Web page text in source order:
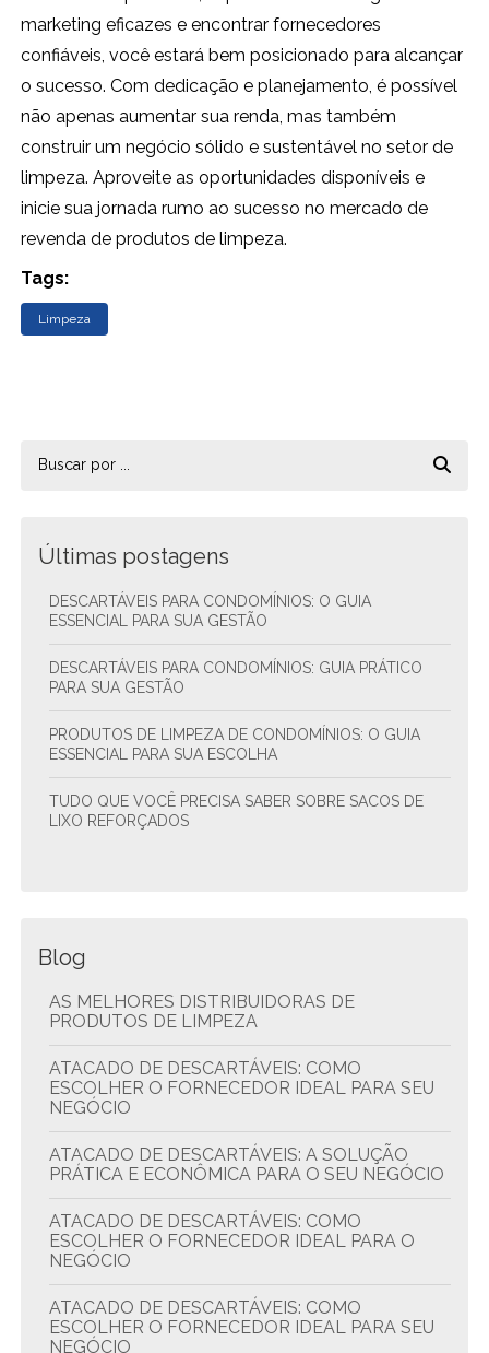
marketing eficazes e encontrar fornecedores
confiáveis, você estará bem posicionado para alcançar
o sucesso. Com dedicação e planejamento, é possível
não apenas aumentar sua renda, mas também
construir um negócio sólido e sustentável no setor de
limpeza. Aproveite as oportunidades disponíveis e
inicie sua jornada rumo ao sucesso no mercado de
revenda de produtos de limpeza.
Tags:
Limpeza
Últimas postagens
DESCARTÁVEIS PARA CONDOMÍNIOS: O GUIA
ESSENCIAL PARA SUA GESTÃO
DESCARTÁVEIS PARA CONDOMÍNIOS: GUIA PRÁTICO
PARA SUA GESTÃO
PRODUTOS DE LIMPEZA DE CONDOMÍNIOS: O GUIA
ESSENCIAL PARA SUA ESCOLHA
TUDO QUE VOCÊ PRECISA SABER SOBRE SACOS DE
LIXO REFORÇADOS
Blog
AS MELHORES DISTRIBUIDORAS DE
PRODUTOS DE LIMPEZA
ATACADO DE DESCARTÁVEIS: COMO
ESCOLHER O FORNECEDOR IDEAL PARA SEU
NEGÓCIO
ATACADO DE DESCARTÁVEIS: A SOLUÇÃO
PRÁTICA E ECONÔMICA PARA O SEU NEGÓCIO
ATACADO DE DESCARTÁVEIS: COMO
ESCOLHER O FORNECEDOR IDEAL PARA O
NEGÓCIO
ATACADO DE DESCARTÁVEIS: COMO
ESCOLHER O FORNECEDOR IDEAL PARA SEU
NEGÓCIO